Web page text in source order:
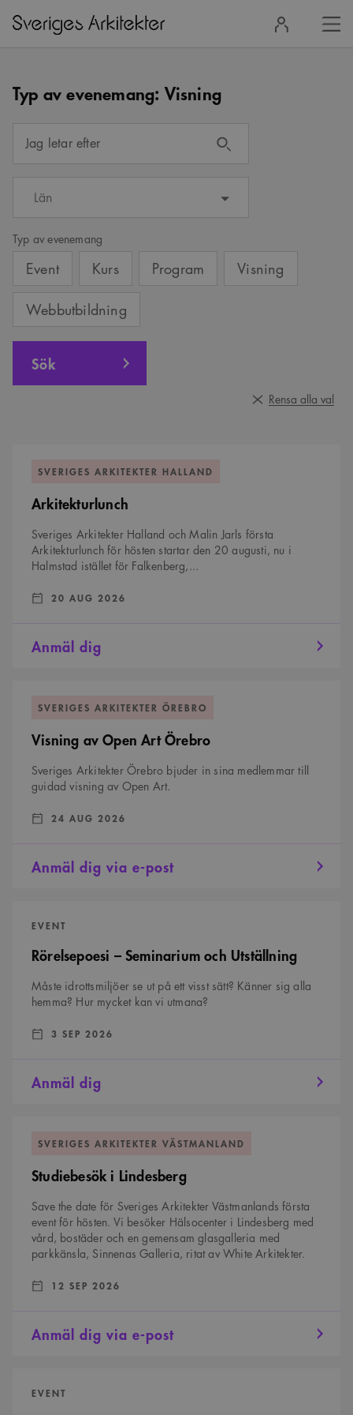
in
Typ av evenemang: Visning
Jag letar efter
Län
Typ av evenemang
Event Kurs Program Visning
Webbutbildning
Sök
Rensa alla val
SVERIGES ARKITEKTER HALLAND
Arkitekturlunch
Sveriges Arkitekter Halland och Malin Jarls första
Arkitekturlunch för hösten startar den 20 augusti, nu i
Halmstad istället för Falkenberg,...
DATUM:
20 AUG 2026
Anmäl dig
Open
Örebro
SVERIGES ARKITEKTER ÖREBRO
Visning av Open Art Örebro
Sveriges Arkitekter Örebro bjuder in sina medlemmar till
guidad visning av Open Art.
DATUM:
24 AUG 2026
Anmäl dig via e-post
&#8211;
Seminarium
Utställning
EVENT
Rörelsepoesi – Seminarium och Utställning
Måste idrottsmiljöer se ut på ett visst sätt? Känner sig alla
hemma? Hur mycket kan vi utmana?
DATUM::
3 SEP 2026
Anmäl dig
Lindesberg
SVERIGES ARKITEKTER VÄSTMANLAND
Studiebesök i Lindesberg
Save the date för Sveriges Arkitekter Västmanlands första
event för hösten. Vi besöker Hälsocenter i Lindesberg med
vård, bostäder och en gemensam glasgalleria med
parkkänsla, Sinnenas Galleria, ritat av White Arkitekter.
DATUM: :
12 SEP 2026
Anmäl dig via e-post
vården
flyttarEVENT